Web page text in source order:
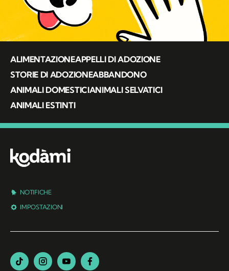
ALIMENTAZIONEAPPELLI DI ADOZIONE
STORIE DI ADOZIONEABBANDONO
ANIMALI DOMESTICIANIMALI SELVATICI
ANIMALI ESTINTI
NOTIFICHE
IMPOSTAZIONI